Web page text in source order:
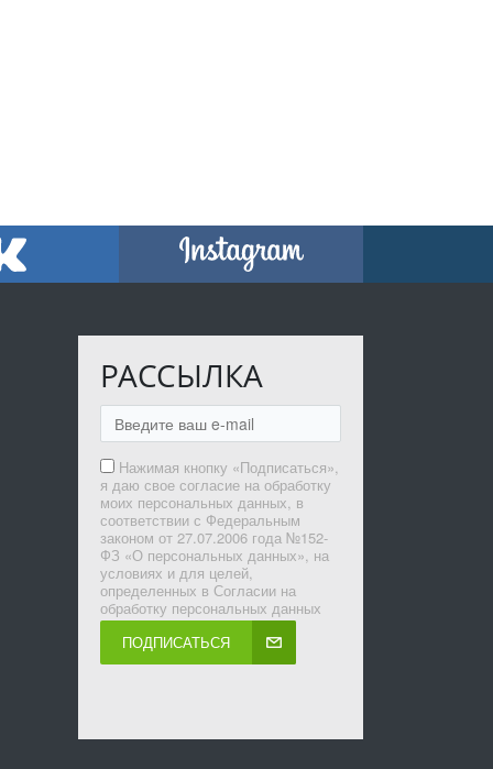
РАССЫЛКА
Нажимая кнопку «Подписаться»,
я даю свое согласие на обработку
моих персональных данных, в
соответствии с Федеральным
законом от 27.07.2006 года №152-
ФЗ «О персональных данных», на
условиях и для целей,
определенных в Согласии на
обработку персональных данных
ПОДПИСАТЬСЯ